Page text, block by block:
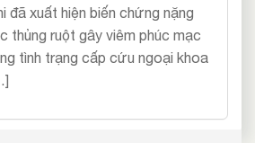
đã xuất hiện biến chứng nặng
thủng ruột gây viêm phúc mạc
tình trạng cấp cứu ngoại khoa